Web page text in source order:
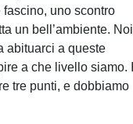
fascino, uno scontro
un bell’ambiente. Noi
abituarci a queste
a che livello siamo. Il
tre punti, e dobbiamo